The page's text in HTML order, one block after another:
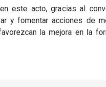
este acto, gracias al
y fomentar acciones de
la mejora en la